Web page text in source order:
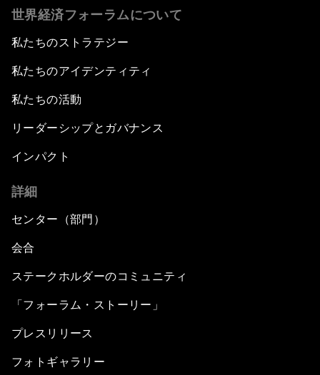
世界経済フォーラムについて
私たちのストラテジー
私たちのアイデンティティ
私たちの活動
リーダーシップとガバナンス
インパクト
詳細
センター（部門）
会合
ステークホルダーのコミュニティ
「フォーラム・ストーリー」
プレスリリース
フォトギャラリー